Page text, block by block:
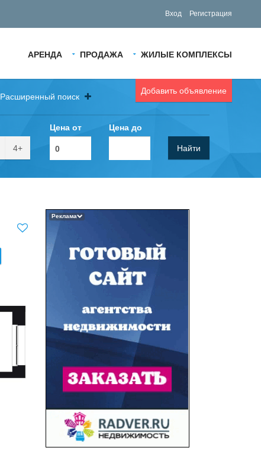
Вход Регистрация
АРЕНДА ПРОДАЖА ЖИЛЫЕ КОМПЛЕКСЫ
Добавить объявление
Расширенный поиск
4+
Цена от Цена до
Найти
Реклама